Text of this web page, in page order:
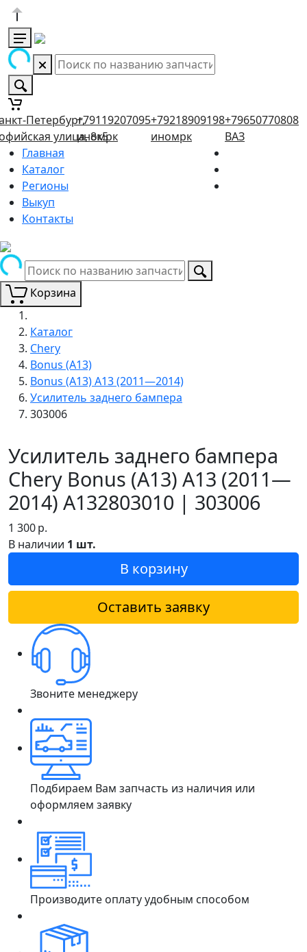
Петербург,
улица, 8к5
+79119207095
иномрк
+79218909198
иномрк
+79650770808
ВАЗ
Главная
Каталог
Регионы
Выкуп
Контакты
Корзина
Каталог
Chery
Bonus (A13)
Bonus (A13) A13 (2011—2014)
Усилитель заднего бампера
303006
Усилитель заднего бампера
Chery Bonus (A13) A13 (2011—
2014) A132803010 | 303006
1 300р.
В наличии 1 шт.
В корзину
Оставить заявку
Звоните менеджеру
Подбираем Вам запчасть из наличия или
оформляем заявку
Производите оплату удобным способом